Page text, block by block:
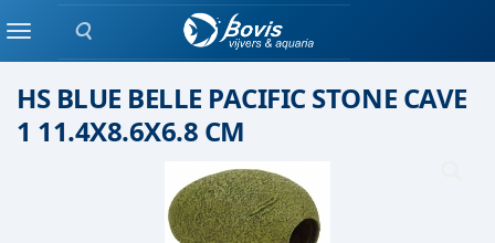
Zoeken
MenuKeramiek/ kunststof
HS BLUE BELLE PACIFIC STONE CAVE
1 11.4X8.6X6.8 CM